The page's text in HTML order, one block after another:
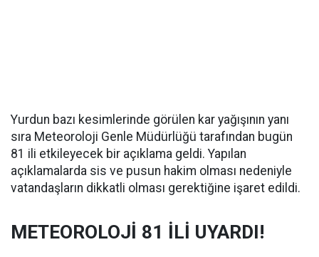
Yurdun bazı kesimlerinde görülen kar yağışının yanı
sıra Meteoroloji Genle Müdürlüğü tarafından bugün
81 ili etkileyecek bir açıklama geldi. Yapılan
açıklamalarda sis ve pusun hakim olması nedeniyle
vatandaşların dikkatli olması gerektiğine işaret edildi.
METEOROLOJİ 81 İLİ UYARDI!